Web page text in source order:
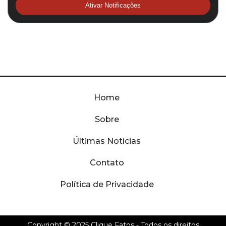
Ativar Notificações
Home
Sobre
Últimas Notícias
Contato
Política de Privacidade